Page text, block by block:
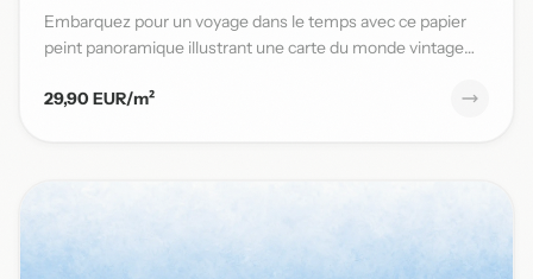
Embarquez pour un voyage dans le temps avec ce papier
peint panoramique illustrant une carte du monde vintage
29,90 EUR/m²